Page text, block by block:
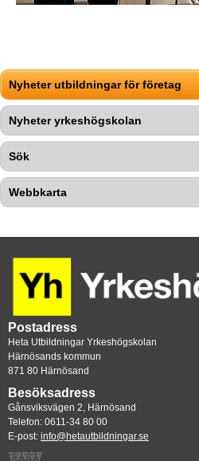
Nyheter utbildningar för företag
Nyheter yrkeshögskolan
Sök
Webbkarta
Postadress
Heta Utbildningar Yrkeshögskolan
Härnösands kommun
871 80 Härnösand
Besöksadress
Gånsviksvägen 2, Härnösand
Telefon: 0611-34 80 00
E-post: info@hetautbildningar.se